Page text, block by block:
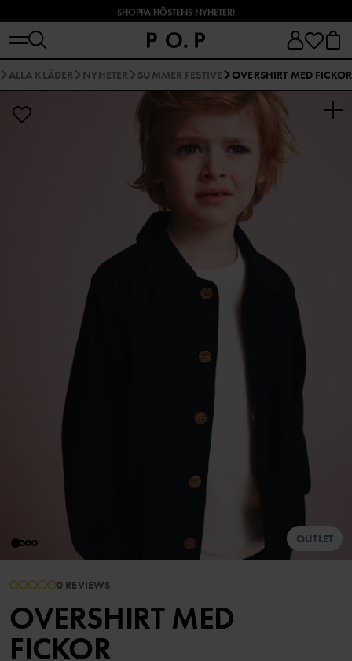
SHOPPA HÖSTENS NYHETER!
ALLA KLÄDER NYHETER SUMMER FESTIVE OVERSHIRT MED FICKOR
OUTLET
0 REVIEWS
OVERSHIRT MED
FICKOR